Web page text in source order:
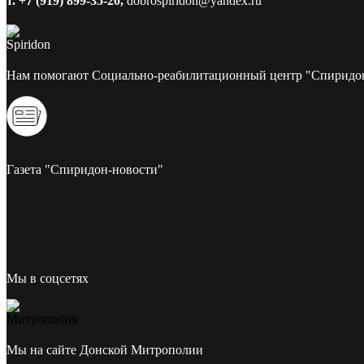
Нам помогают Социально-реабилитационный центр
Газета "Спиридон-новости"
Мы в соцсетях
Мы на сайте Донской Митрополии